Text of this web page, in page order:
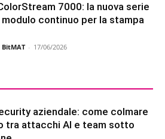
7000: la nuova serie
continuo per la stampa
BitMAT - 17/06/2026
aziendale: come colmare
tra attacchi AI e team sotto